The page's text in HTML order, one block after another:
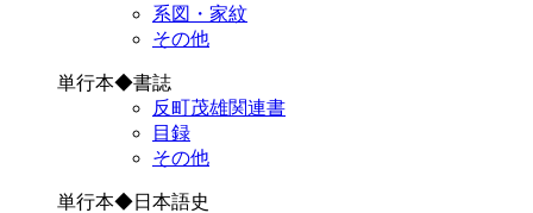
系図・家紋
その他
単行本◆書誌
反町茂雄関連書
目録
その他
単行本◆日本語史